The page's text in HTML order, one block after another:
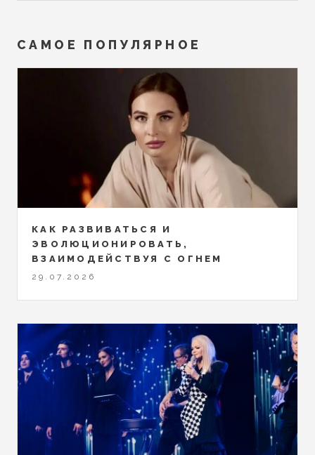
САМОЕ ПОПУЛЯРНОЕ
КАК РАЗВИВАТЬСЯ И
ЭВОЛЮЦИОНИРОВАТЬ,
ВЗАИМОДЕЙСТВУЯ С ОГНЕМ
29.07.2026